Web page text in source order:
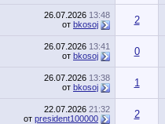
26.07.2026 13:48
от bkosoj 2
26.07.2026 13:41
от bkosoj 0
26.07.2026 13:38
от bkosoj 1
22.07.2026 21:32
от president100000 2